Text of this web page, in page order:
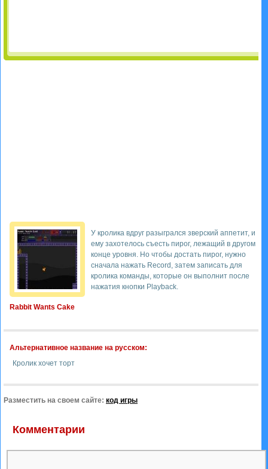
Rabbit Wants Cake
У кролика вдруг разыгрался зверский аппетит, и
ему захотелось съесть пирог, лежащий в другом
конце уровня. Но чтобы достать пирог, нужно
сначала нажать Record, затем записать для
кролика команды, которые он выполнит после
нажатия кнопки Playback.
Альтернативное название на русском:
Кролик хочет торт
Разместить на своем сайте: код игры
Комментарии